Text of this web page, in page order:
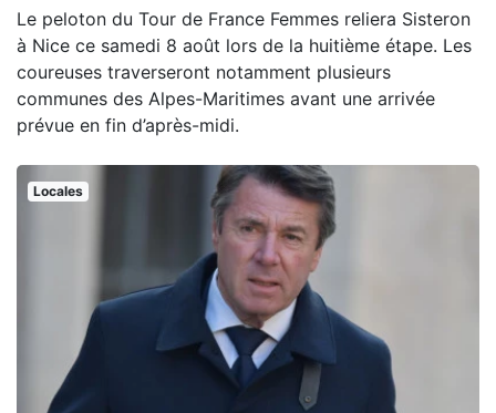
Le peloton du Tour de France Femmes reliera Sisteron
à Nice ce samedi 8 août lors de la huitième étape. Les
coureuses traverseront notamment plusieurs
communes des Alpes-Maritimes avant une arrivée
prévue en fin d’après-midi.
Locales